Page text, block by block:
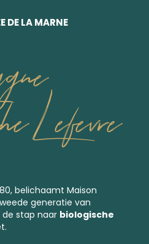
DE LA MARNE
Lefevre
belichaamt Maison
generatie van
stap naar biologische